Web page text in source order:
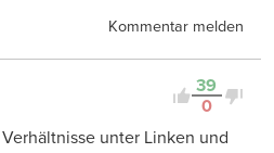
Kommentar melden
39
0
unter Linken und